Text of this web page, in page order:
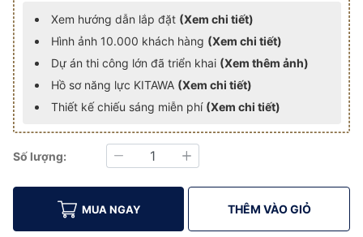
Xem hướng dẫn lắp đặt (Xem chi tiết)
Hình ảnh 10.000 khách hàng (Xem chi tiết)
Dự án thi công lớn đã triển khai (Xem thêm ảnh)
Hồ sơ năng lực KITAWA (Xem chi tiết)
Thiết kế chiếu sáng miễn phí (Xem chi tiết)
Số lượng:
Giảm Tăng
MUA NGAY THÊM VÀO GIỎ